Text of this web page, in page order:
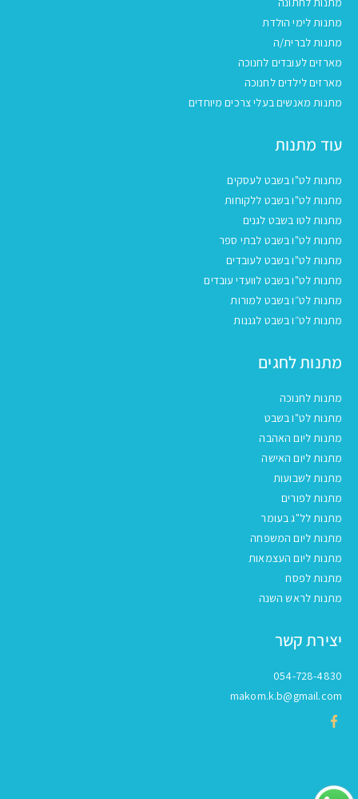
מתנות לימי הולדת
מתנות לברית/ה
מארזים לעובדים לחנוכה
מארזים לילדים לחנוכה
מתנות מאנשים בעלי צרכים מיוחדים
עוד מתנות
מתנות לט"ו בשבט לעסקים
מתנות לט"ו בשבט ללקוחות
מתנות לטו בשבט לגנים
מתנות לט"ו בשבט לבתי ספר
מתנות לט"ו בשבט לעובדים
מתנות לט"ו בשבט לוועדי עובדים
מתנות לט״ו בשבט למורות
מתנות לט״ו בשבט לגננות
מתנות לחגים
מתנות לחנוכה
מתנות לט"ו בשבט
מתנות ליום האהבה
מתנות ליום האישה
מתנות לשבועות
מתנות לפורים
מתנות לל"ג בעומר
מתנות ליום המשפחה
מתנות ליום העצמאות
מתנות לפסח
מתנות לראש השנה
יצירת קשר
054-728-4830
makom.k.b@gmail.com